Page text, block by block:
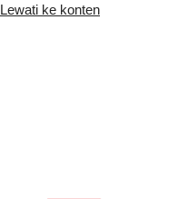
Lewati ke konten